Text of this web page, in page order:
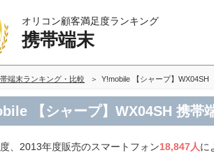
オリコン顧客満足度ランキング
携帯端末
端末ランキング・比較 Y!mobile 【シャープ】WX04SH
【シャープ】WX04SH 携帯
、2013年度販売のスマートフォン18,847人に